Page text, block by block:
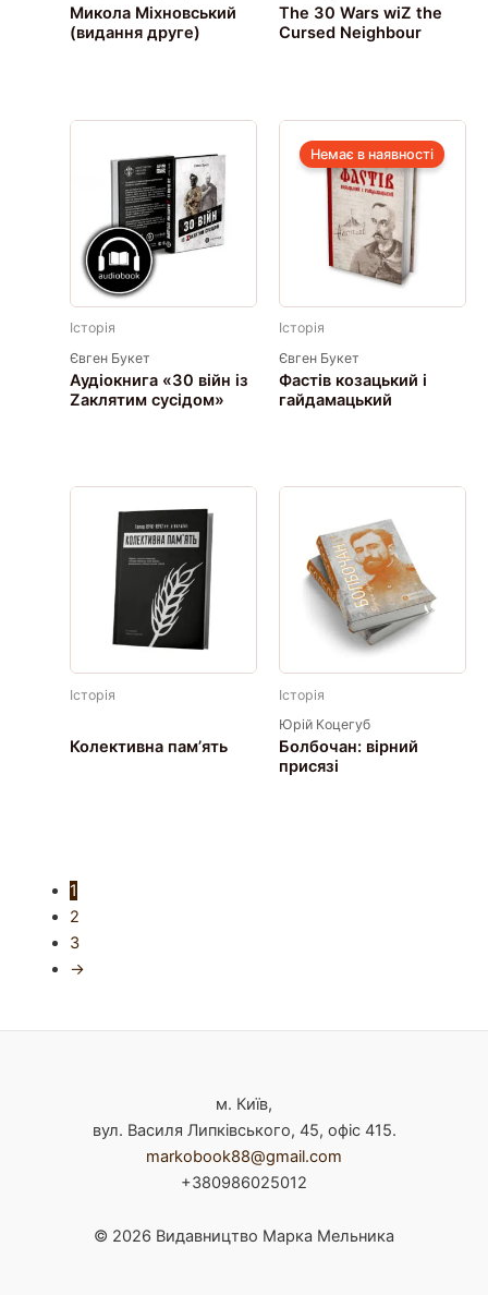
Микола Міхновський
(видання друге)
The 30 Wars wiZ the
Cursed Neighbour
Історія
Євген Букет
Аудіокнига «30 війн із
Zaклятим сусідом»
Немає в наявності
Історія
Євген Букет
Фастів козацький і
гайдамацький
Історія
Колективна пам’ять
Історія
Юрій Коцегуб
Болбочан: вірний
присязі
1
2
3
→
м. Київ,
вул. Василя Липківського, 45, офіс 415.
markobook88@gmail.com
+380986025012
© 2026 Видавництво Марка Мельника